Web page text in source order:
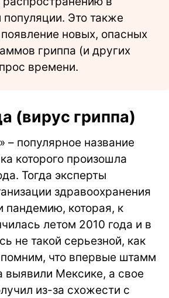
популяции. Это также
появление новых, опасных
гриппа (и других
времени.
(вирус гриппа)
– популярное название
которого произошла
Тогда эксперты
здравоохранения
пандемию, которая, к
летом 2010 года и в
не такой серьезной, как
что впервые штамм
выявили Мексике, а свое
из-за схожести с